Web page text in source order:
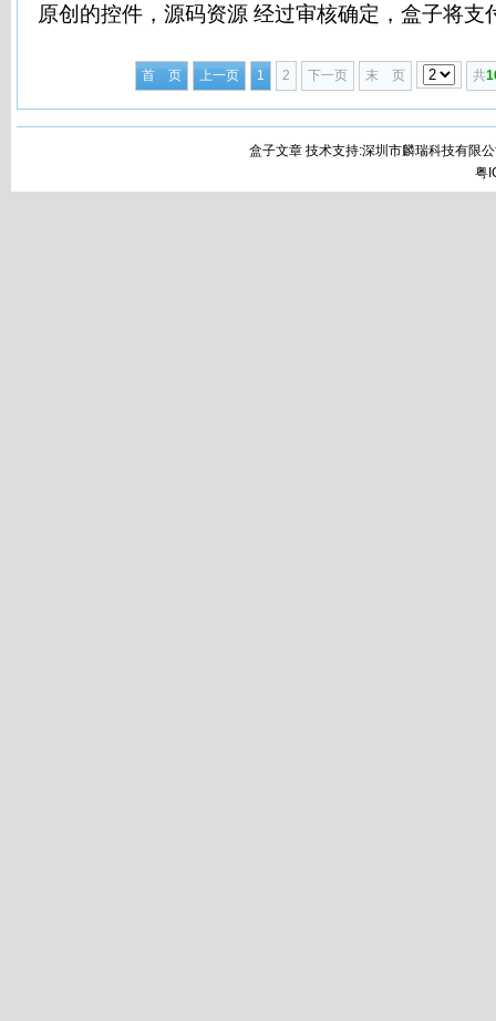
原创的控件，源码资源 经过审核确定，盒子将支
首 页 上一页 1 2 下一页 末 页 共
盒子文章 技术支持:深圳市麟瑞科技有限
粤